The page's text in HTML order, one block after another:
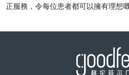
正服務，令每位患者都可以擁有理想嘅